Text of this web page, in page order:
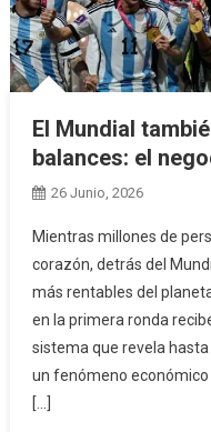
El Mundial
balances: el
26 Junio, 2026
Mientras millones de
corazón, detrás del
más rentables del
en la primera ronda
sistema que revela
un fenómeno
[…]